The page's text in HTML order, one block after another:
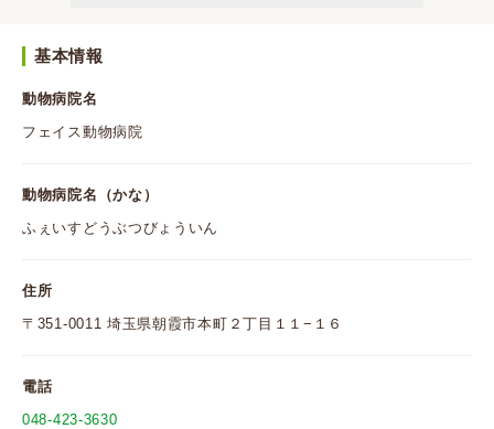
基本情報
動物病院名
フェイス動物病院
動物病院名（かな）
ふぇいすどうぶつびょういん
住所
〒351-0011 埼玉県朝霞市本町２丁目１１−１６
電話
048-423-3630